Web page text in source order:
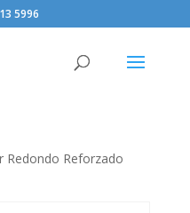
5996
Redondo Reforzado